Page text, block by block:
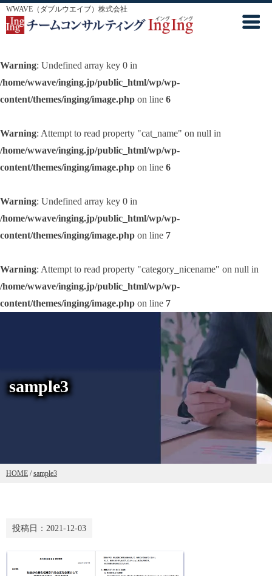
WWAVE（ダブルウエイブ）株式会社
Warning: Undefined array key 0 in
/home/wwave/inging.jp/public_html/wp/wp-
content/themes/inging/image.php on line 6
Warning: Attempt to read property "cat_name" on null in
/home/wwave/inging.jp/public_html/wp/wp-
content/themes/inging/image.php on line 6
Warning: Undefined array key 0 in
/home/wwave/inging.jp/public_html/wp/wp-
content/themes/inging/image.php on line 7
Warning: Attempt to read property "category_nicename" on null in
/home/wwave/inging.jp/public_html/wp/wp-
content/themes/inging/image.php on line 7
sample3
HOME /sample3
投稿日： 2021-12-03